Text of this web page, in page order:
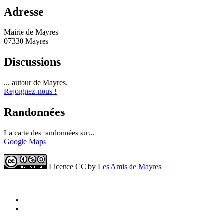
Adresse
Mairie de Mayres
07330 Mayres
Discussions
... autour de Mayres.
Rejoignez-nous !
Randonnées
La carte des randonnées sur...
Google Maps
Licence CC by Les Amis de Mayres